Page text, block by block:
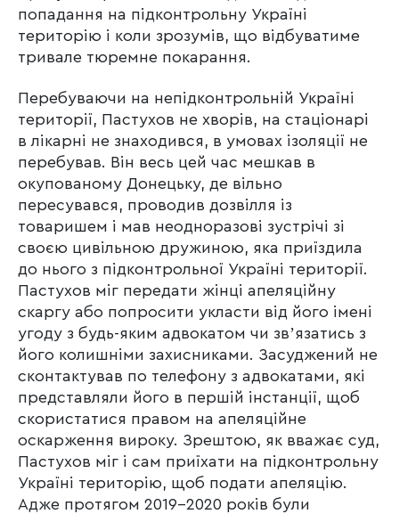
попадання на підконтрольну Україні
територію і коли зрозумів, що відбуватиме
тривале тюремне покарання.
Перебуваючи на непідконтрольній Україні
території, Пастухов не хворів, на стаціонарі
в лікарні не знаходився, в умовах ізоляції не
перебував. Він весь цей час мешкав в
окупованому Донецьку, де вільно
пересувався, проводив дозвілля із
товаришем і мав неодноразові зустрічі зі
своєю цивільною дружиною, яка приїздила
до нього з підконтрольної Україні території.
Пастухов міг передати жінці апеляційну
скаргу або попросити укласти від його імені
угоду з будь-яким адвокатом чи звʼязатись з
його колишніми захисниками. Засуджений не
сконтактував по телефону з адвокатами, які
представляли його в першій інстанції, щоб
скористатися правом на апеляційне
оскарження вироку. Зрештою, як вважає суд,
Пастухов міг і сам приїхати на підконтрольну
Україні територію, щоб подати апеляцію.
Адже протягом 2019-2020 років були